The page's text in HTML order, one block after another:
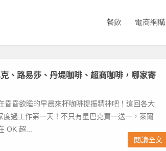
餐飲 電商網購
、路易莎、丹堤咖啡、超商咖啡，哪家寄
昏昏欲睡的早晨來杯咖啡提振精神吧！這回各大
過工作第一天！不只有星巴克買一送一，萊爾
OK 超...
閱讀全文